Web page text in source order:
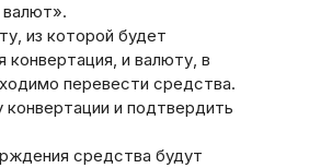
валют».
из которой будет
конвертация, и валюту, в
перевести средства.
конвертации и подтвердить
средства будут